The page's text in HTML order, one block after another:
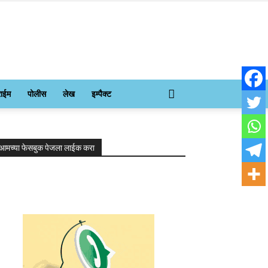
पोलीस लेख इम्पैक्ट
फेसबुक पेजला लाईक करा